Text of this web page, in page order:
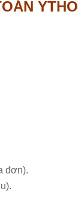
đơn).